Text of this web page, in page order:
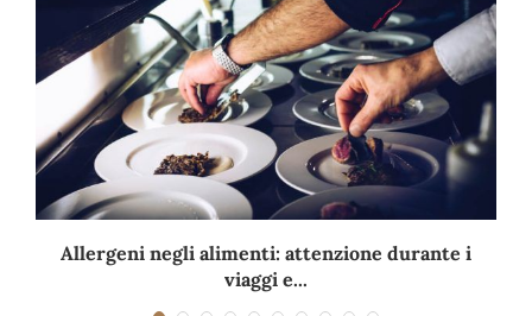
Allergeni negli alimenti: attenzione durante i
viaggi e...